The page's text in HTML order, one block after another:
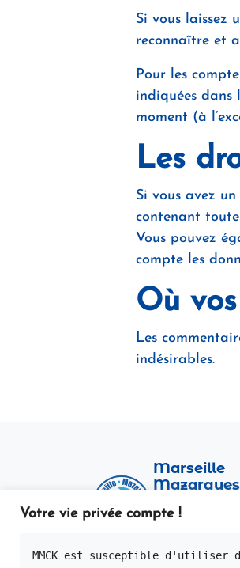
Votre vie privée compte !
MMCK est susceptible
Si vous laissez
reconnaître et
Pour les
indiquées dans
moment (à
Les
Si vous avez
contenant
Vous pouvez
compte les
Où
Les
indésirables.
Marseille
Mazargues
Canoë
Préparez-vous à